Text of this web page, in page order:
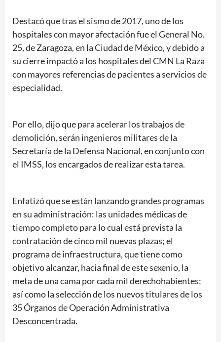
Destacó que tras el sismo de 2017, uno de los
hospitales con mayor afectación fue el General No.
25, de Zaragoza, en la Ciudad de México, y debido a
su cierre impactó a los hospitales del CMN La Raza
con mayores referencias de pacientes a servicios de
especialidad.
Por ello, dijo que para acelerar los trabajos de
demolición, serán ingenieros militares de la
Secretaría de la Defensa Nacional, en conjunto con
el IMSS, los encargados de realizar esta tarea.
Enfatizó que se están lanzando grandes programas
en su administración: las unidades médicas de
tiempo completo para lo cual está prevista la
contratación de cinco mil nuevas plazas; el
programa de infraestructura, que tiene como
objetivo alcanzar, hacia final de este sexenio, la
meta de una cama por cada mil derechohabientes;
así como la selección de los nuevos titulares de los
35 Órganos de Operación Administrativa
Desconcentrada.